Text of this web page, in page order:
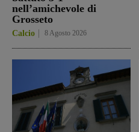
nell’amichevole di
Grosseto
Calcio 8 Agosto 2026